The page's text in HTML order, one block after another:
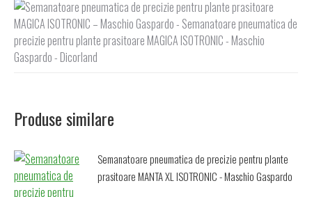
Produse similare
Semanatoare pneumatica de precizie pentru plante
prasitoare MANTA XL ISOTRONIC - Maschio Gaspardo